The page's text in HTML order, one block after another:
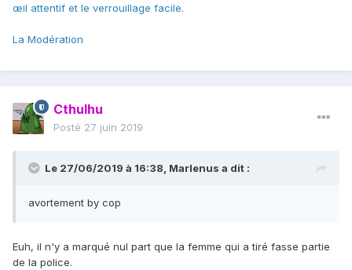
œil attentif et le verrouillage facile.
La Modération
Cthulhu
Posté 27 juin 2019
Le 27/06/2019 à 16:38, Marlenus a dit :
avortement by cop
Euh, il n'y a marqué nul part que la femme qui a tiré fasse partie
de la police.